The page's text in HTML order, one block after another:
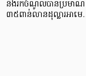
និងរកចំណូលបានប្រមាណ
៣៥ពាន់លានដុល្លារអាម